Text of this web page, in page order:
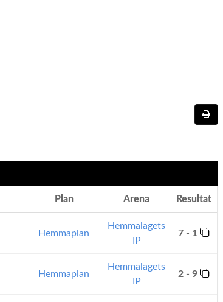
Plan Arena Resultat
Hemmaplan
Hemmalagets
IP
7 - 1
Hemmaplan
Hemmalagets
IP
2 - 9